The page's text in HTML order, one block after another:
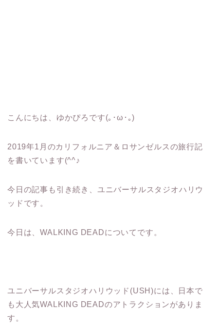
こんにちは、ゆかぴろです(｡･ω･｡)
2019年1月のカリフォルニア＆ロサンゼルスの旅行記
を書いています(^^♪
今日の記事も引き続き、ユニバーサルスタジオハリウ
ッドです。
今日は、WALKING DEADについてです。
ユニバーサルスタジオハリウッド(USH)には、日本で
も大人気WALKING DEADのアトラクションがありま
す。